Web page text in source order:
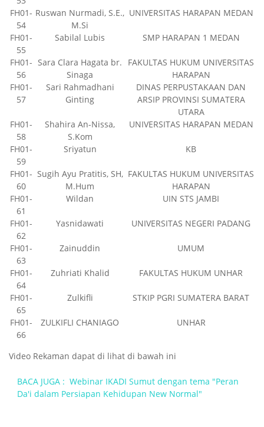
FH01-
54
Ruswan Nurmadi, S.E.,
M.Si
UNIVERSITAS HARAPAN MEDAN
FH01-
55
Sabilal Lubis SMP HARAPAN 1 MEDAN
FH01-
56
Sara Clara Hagata br.
Sinaga
FAKULTAS HUKUM UNIVERSITAS
HARAPAN
FH01-
57
Sari Rahmadhani
Ginting
DINAS PERPUSTAKAAN DAN
ARSIP PROVINSI SUMATERA
UTARA
FH01-
58
Shahira An-Nissa,
S.Kom
UNIVERSITAS HARAPAN MEDAN
FH01-
59
Sriyatun KB
FH01-
60
Sugih Ayu Pratitis, SH,
M.Hum
FAKULTAS HUKUM UNIVERSITAS
HARAPAN
FH01-
61
Wildan UIN STS JAMBI
FH01-
62
Yasnidawati UNIVERSITAS NEGERI PADANG
FH01-
63
Zainuddin UMUM
FH01-
64
Zuhriati Khalid FAKULTAS HUKUM UNHAR
FH01-
65
Zulkifli STKIP PGRI SUMATERA BARAT
FH01-
66
ZULKIFLI CHANIAGO UNHAR
Video Rekaman dapat di lihat di bawah ini
BACA JUGA : Webinar IKADI Sumut dengan tema "Peran
Da'i dalam Persiapan Kehidupan New Normal"